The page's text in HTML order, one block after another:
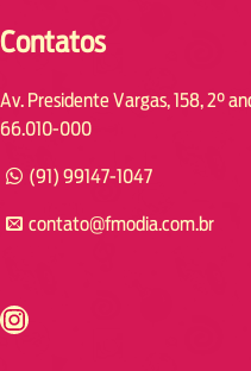
Contatos
Av. Presidente Vargas, 158, 2°
66.010-000
(91) 99147-1047
contato@fmodia.com.br
https://www.instagram.com/fmodia.cabofrio/